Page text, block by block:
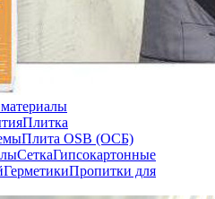
Плитка
Плита OSB (ОСБ)
СеткаГипсокартонные
ГерметикиПропитки для